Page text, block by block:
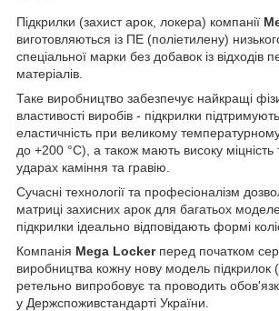
Підкрилки (захист арок, локера) компанії
виготовляються із ПЕ (поліетилену)
спеціальної марки без добавок із відходів
матеріалів.
Таке виробництво забезпечує найкращі
властивості виробів - підкрилки
еластичність при великому
до +200 °С), а також мають високу міцність
ударах каміння та гравію.
Сучасні технології та професіоналізм
матриці захисних арок для багатьох
підкрилки ідеально відповідають формі
Компанія Mega Locker перед початком
виробництва кожну нову модель підкрилок
ретельно випробовує та проводить
у Держспоживстандарті України.